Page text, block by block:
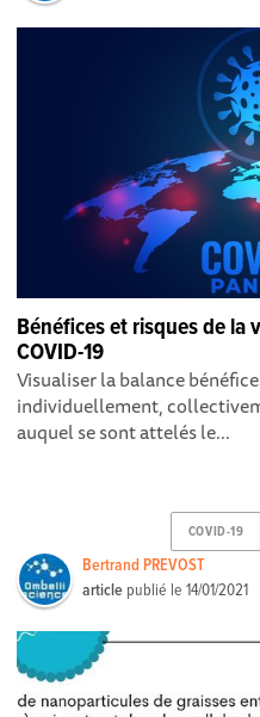
Bénéfices et risques de la
COVID-19
Visualiser la balance
individuellement,
auquel se sont attelés le...
COVID-19
Bertrand PREVOST
article publié le14/01/2021